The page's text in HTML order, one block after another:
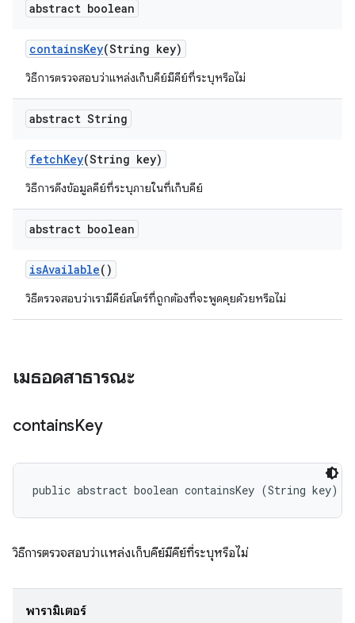
abstract boolean
containsKey(String key)
วิธีการตรวจสอบว่าแหล่งเก็บคีย์มีคีย์ที่ระบุหรือไม่
abstract String
fetchKey(String key)
วิธีการดึงข้อมูลคีย์ที่ระบุภายในที่เก็บคีย์
abstract boolean
isAvailable()
วิธีตรวจสอบว่าเรามีคีย์สโตร์ที่ถูกต้องที่จะพูดคุยด้วยหรือไม่
เมธอดสาธารณะ
containsKey
public abstract boolean containsKey (String key)
วิธีการตรวจสอบว่าแหล่งเก็บคีย์มีคีย์ที่ระบุหรือไม่
พารามิเตอร์